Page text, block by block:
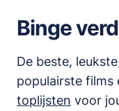
Binge
De beste,
populairste films
toplijsten voor